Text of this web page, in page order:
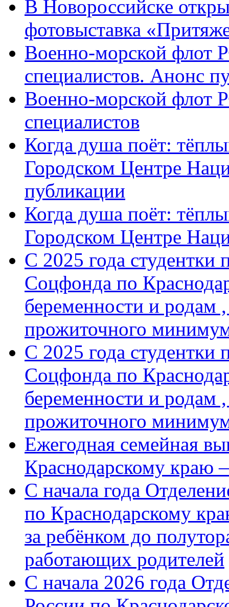
В Новороссийске
фотовыставка
Военно-морской флот
специалистов. Анонс
Военно-морской флот
специалистов
Когда душа поёт:
Городском Центре
публикации
Когда душа поёт:
Городском Центре
С 2025 года студентки
Соцфонда по
беременности и родам
прожиточного
С 2025 года студентки
Соцфонда по
беременности и родам
прожиточного
Ежегодная семейная
Краснодарскому краю
С начала года
по Краснодарскому
за ребёнком до
работающих родителей
С начала 2026 года